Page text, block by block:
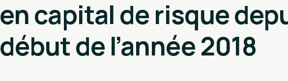
en capital de risque
début de l’année 2018